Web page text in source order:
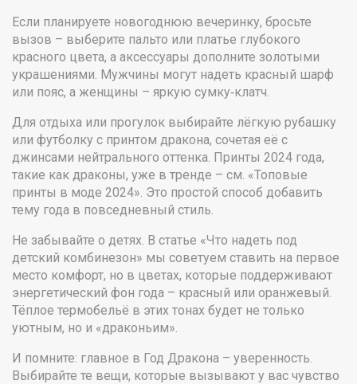
Если планируете новогоднюю вечеринку, бросьте
вызов – выберите пальто или платье глубокого
красного цвета, а аксессуары дополните золотыми
украшениями. Мужчины могут надеть красный шарф
или пояс, а женщины – яркую сумку‑клатч.
Для отдыха или прогулок выбирайте лёгкую рубашку
или футболку с принтом дракона, сочетая её с
джинсами нейтрального оттенка. Принты 2024 года,
такие как драконы, уже в тренде – см. «Топовые
принты в моде 2024». Это простой способ добавить
тему года в повседневный стиль.
Не забывайте о детях. В статье «Что надеть под
детский комбинезон» мы советуем ставить на первое
место комфорт, но в цветах, которые поддерживают
энергетический фон года – красный или оранжевый.
Тёплое термобельё в этих тонах будет не только
уютным, но и «драконьим».
И помните: главное в Год Дракона – уверенность.
Выбирайте те вещи, которые вызывают у вас чувство